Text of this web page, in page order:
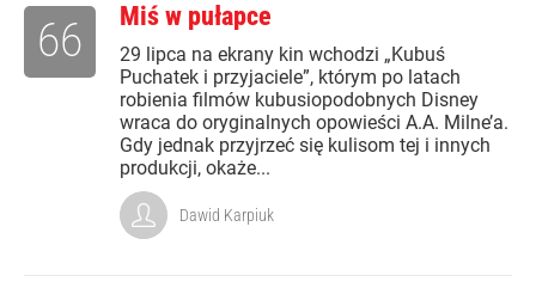
Miś w pułapce
29 lipca na ekrany kin wchodzi „Kubuś
Puchatek i przyjaciele”, którym po latach
robienia filmów kubusiopodobnych Disney
wraca do oryginalnych opowieści A.A. Milne’a.
Gdy jednak przyjrzeć się kulisom tej i innych
produkcji, okaże...
66
Dawid Karpiuk